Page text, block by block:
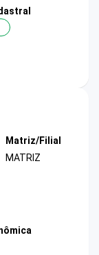
Matriz/Filial
MATRIZ